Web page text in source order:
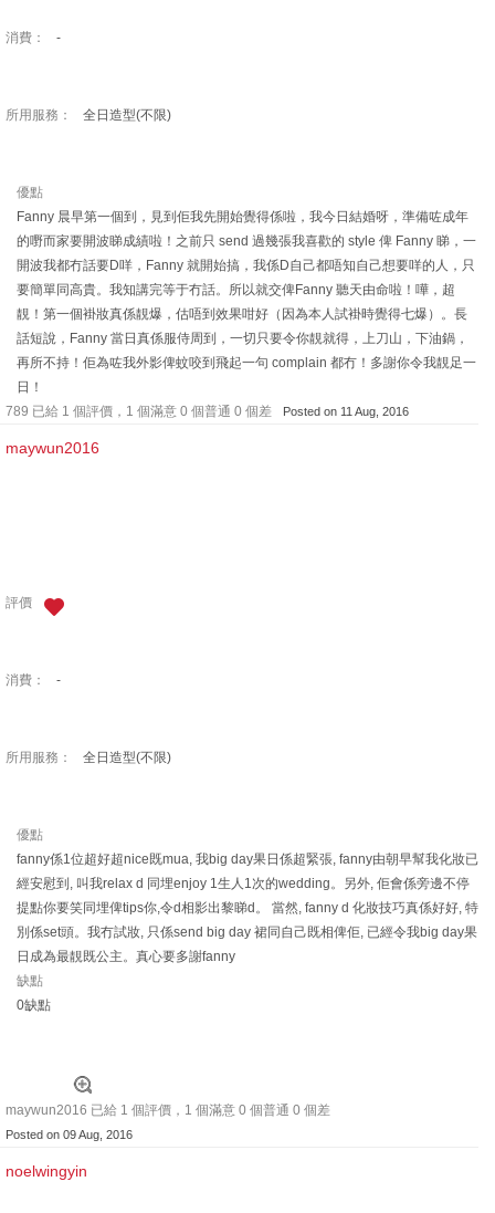
消費： -
所用服務： 全日造型(不限)
優點
Fanny 晨早第一個到，見到佢我先開始覺得係啦，我今日結婚呀，準備咗成年
的嘢而家要開波睇成績啦！之前只 send 過幾張我喜歡的 style 俾 Fanny 睇，一
開波我都冇話要D咩，Fanny 就開始搞，我係D自己都唔知自己想要咩的人，只
要簡單同高貴。我知講完等于冇話。所以就交俾Fanny 聽天由命啦！嘩，超
靚！第一個褂妝真係靚爆，估唔到效果咁好（因為本人試褂時覺得七爆）。長
話短說，Fanny 當日真係服侍周到，一切只要令你靚就得，上刀山，下油鍋，
再所不持！佢為咗我外影俾蚊咬到飛起一句 complain 都冇！多謝你令我靚足一
日！
789 已給 1 個評價，1 個滿意 0 個普通 0 個差
Posted on 11 Aug, 2016
maywun2016
評價
消費： -
所用服務： 全日造型(不限)
優點
fanny係1位超好超nice既mua, 我big day果日係超緊張, fanny由朝早幫我化妝已
經安慰到, 叫我relax d 同埋enjoy 1生人1次的wedding。另外, 佢會係旁邊不停
提點你要笑同埋俾tips你,令d相影出黎睇d。 當然, fanny d 化妝技巧真係好好, 特
別係set頭。我冇試妝, 只係send big day 裙同自己既相俾佢, 已經令我big day果
日成為最靚既公主。真心要多謝fanny
缺點
0缺點
maywun2016 已給 1 個評價，1 個滿意 0 個普通 0 個差
Posted on 09 Aug, 2016
noelwingyin